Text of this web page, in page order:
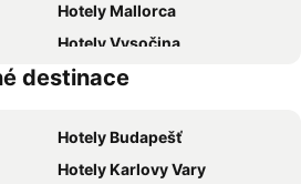
Hotely Mallorca
Hotely Vysočina
Hotely Tunisko
destinace
Hotely Budapešť
Hotely Karlovy Vary